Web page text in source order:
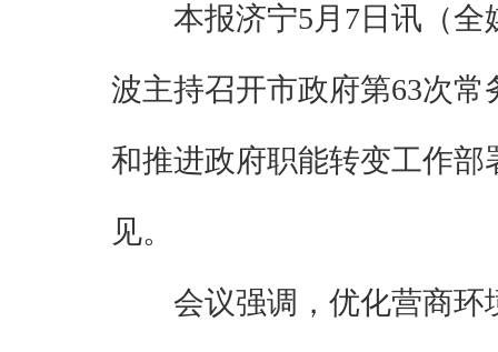
本报济宁5月7日讯（
波主持召开市政府第63次
和推进政府职能转变工作
见。
会议强调，优化营商环